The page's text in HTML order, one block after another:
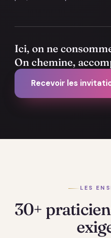
Ici, on ne
On chemine,
Recevoir les
LES
30+